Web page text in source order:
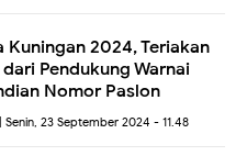
Kuningan 2024, Teriakan
Pendukung Warnai
Nomor Paslon
| Senin, 23 September 2024 - 11.48